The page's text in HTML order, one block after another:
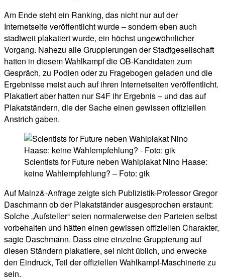
Am Ende steht ein Ranking, das nicht nur auf der
Internetseite veröffentlicht wurde – sondern eben auch
stadtweit plakatiert wurde, ein höchst ungewöhnlicher
Vorgang. Nahezu alle Gruppierungen der Stadtgesellschaft
hatten in diesem Wahlkampf die OB-Kandidaten zum
Gespräch, zu Podien oder zu Fragebogen geladen und die
Ergebnisse meist auch auf ihren Internetseiten veröffentlicht.
Plakatiert aber hatten nur S4F ihr Ergebnis – und das auf
Plakatständern, die der Sache einen gewissen offiziellen
Anstrich gaben.
Scientists for Future neben Wahlplakat Nino Haase:
keine Wahlempfehlung? – Foto: gik
Auf Mainz&-Anfrage zeigte sich Publizistik-Professor Gregor
Daschmann ob der Plakatständer ausgesprochen erstaunt:
Solche „Aufsteller“ seien normalerweise den Parteien selbst
vorbehalten und hätten einen gewissen offiziellen Charakter,
sagte Daschmann. Dass eine einzelne Gruppierung auf
diesen Ständern plakatiere, sei nicht üblich, und erwecke
den Eindruck, Teil der offiziellen Wahlkampf-Maschinerie zu
sein.